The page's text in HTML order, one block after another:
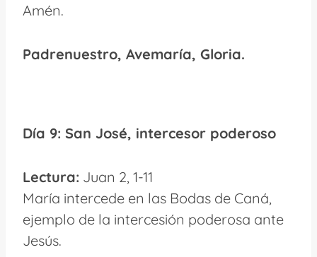
Amén.
Padrenuestro, Avemaría, Gloria.
Día 9: San José, intercesor poderoso
Lectura: Juan 2, 1-11
María intercede en las Bodas de Caná,
ejemplo de la intercesión poderosa ante
Jesús.